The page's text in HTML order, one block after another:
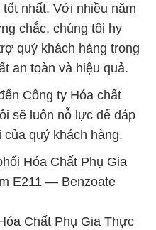
nhất. Với nhiều năm
chắc, chúng tôi hy
quý khách hàng trong
an toàn và hiệu quả.
Công ty Hóa chất
sẽ luôn nỗ lực để đáp
quý khách hàng.
Hóa Chất Phụ Gia
E211 — Benzoate
Chất Phụ Gia Thực